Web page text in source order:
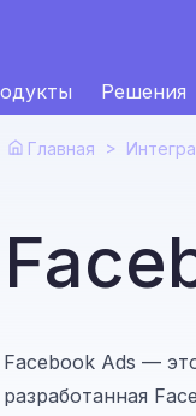
Pешения
Главная >
Facebook Ads —
разработанная